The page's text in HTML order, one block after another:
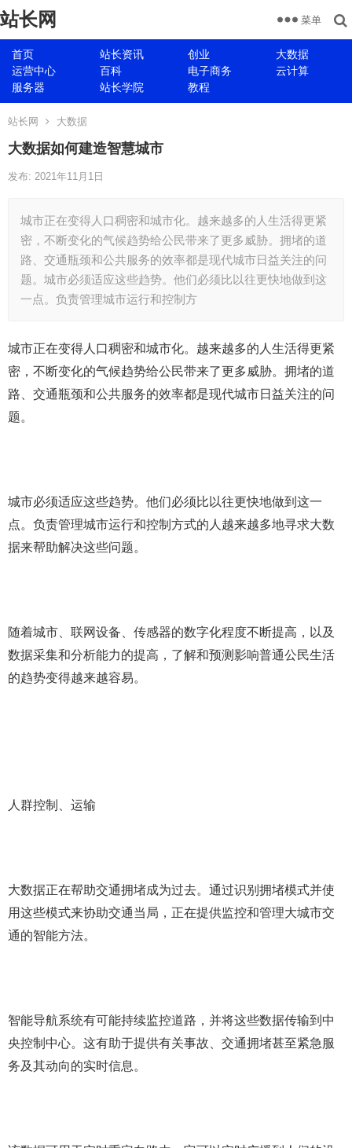
站长网
首页 站长资讯 创业
大数据
运营中心
百科 电子商务
云计算
服务器
站长学院 教程
菜单
站长网 大数据
大数据如何建造智慧城市
发布: 2021年11月1日
城市正在变得人口稠密和城市化。越来越多的人生活得更紧
密，不断变化的气候趋势给公民带来了更多威胁。拥堵的道
路、交通瓶颈和公共服务的效率都是现代城市日益关注的问
题。城市必须适应这些趋势。他们必须比以往更快地做到这
一点。负责管理城市运行和控制方
城市正在变得人口稠密和城市化。越来越多的人生活得更紧
密，不断变化的气候趋势给公民带来了更多威胁。拥堵的道
路、交通瓶颈和公共服务的效率都是现代城市日益关注的问
题。
城市必须适应这些趋势。他们必须比以往更快地做到这一
点。负责管理城市运行和控制方式的人越来越多地寻求大数
据来帮助解决这些问题。
随着城市、联网设备、传感器的数字化程度不断提高，以及
数据采集和分析能力的提高，了解和预测影响普通公民生活
的趋势变得越来越容易。
人群控制、运输
大数据正在帮助交通拥堵成为过去。通过识别拥堵模式并使
用这些模式来协助交通当局，正在提供监控和管理大城市交
通的智能方法。
智能导航系统有可能持续监控道路，并将这些数据传输到中
央控制中心。这有助于提供有关事故、交通拥堵甚至紧急服
务及其动向的实时信息。